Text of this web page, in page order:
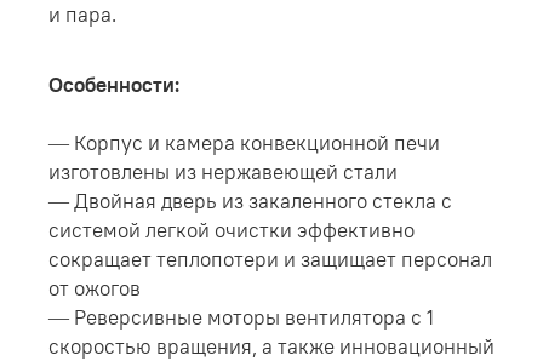
и пара.
Особенности:
— Корпус и камера конвекционной печи
изготовлены из нержавеющей стали
— Двойная дверь из закаленного стекла с
системой легкой очистки эффективно
сокращает теплопотери и защищает персонал
от ожогов
— Реверсивные моторы вентилятора с 1
скоростью вращения, а также инновационный